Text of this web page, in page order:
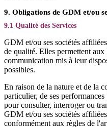
9. Obligations de GDM et/ou
9.1 Qualité des Services
GDM et/ou ses sociétés
de qualité. Elles permettent
communication mis à leur
possibles.
En raison de la nature et de la
particulier, de ses
pour consulter, interroger ou
GDM et/ou ses sociétés
conformément aux règles de